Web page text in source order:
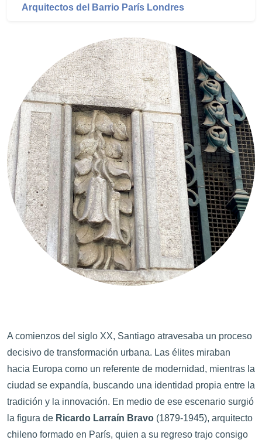
Arquitectos del Barrio París Londres
A comienzos del siglo XX, Santiago atravesaba un proceso
decisivo de transformación urbana. Las élites miraban
hacia Europa como un referente de modernidad, mientras la
ciudad se expandía, buscando una identidad propia entre la
tradición y la innovación. En medio de ese escenario surgió
la figura de Ricardo Larraín Bravo (1879-1945), arquitecto
chileno formado en París, quien a su regreso trajo consigo